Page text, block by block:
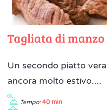
Tagliata di
Un secondo piatto
ancora molto estivo....
Tempo: 40 min